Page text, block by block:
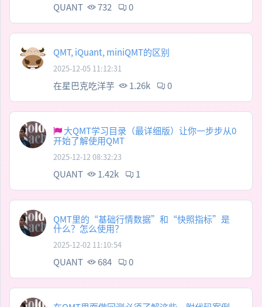
QUANT 732 0
QMT, iQuant, miniQMT的区别
2025-12-05 11:12:31
在星巴克吃洋芋 1.26k 0
大QMT学习目录（最详细版）让你一步步从0
开始了解使用QMT
2025-12-12 08:32:23
QUANT 1.42k 1
QMT里的“基础行情数据”和“快照指标”是
什么？怎么使用？
2025-12-02 11:10:54
QUANT 684 0